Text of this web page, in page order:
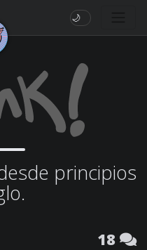
🌙
principios
18